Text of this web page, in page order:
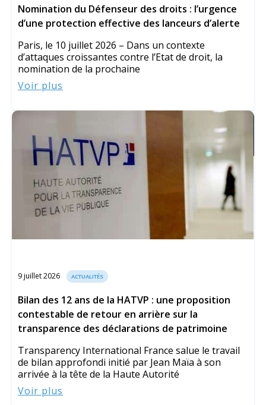
Nomination du Défenseur des droits : l’urgence
d’une protection effective des lanceurs d’alerte
Paris, le 10 juillet 2026 – Dans un contexte
d’attaques croissantes contre l’Etat de droit, la
nomination de la prochaine
Voir plus
9 juillet 2026 ACTUALITÉS
Bilan des 12 ans de la HATVP : une proposition
contestable de retour en arrière sur la
transparence des déclarations de patrimoine
Transparency International France salue le travail
de bilan approfondi initié par Jean Maïa à son
arrivée à la tête de la Haute Autorité
Voir plus